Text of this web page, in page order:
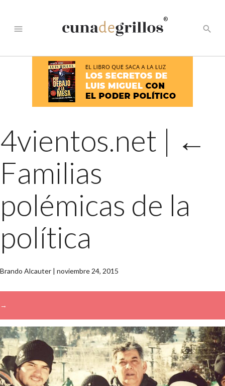
menu
®
search
4vientos.net | ←
Familias
polémicas de la
política
Brando Alcauter | noviembre 24, 2015
→